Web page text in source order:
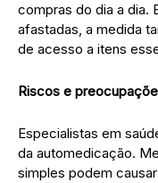
compras do dia a dia.
afastadas, a medida
de acesso a itens
Riscos e
Especialistas em
da automedicação.
simples podem